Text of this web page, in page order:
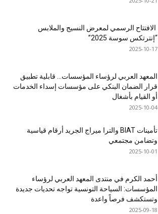
الافتتاح الرسمي لمعرض النسيج والملابس
“إنترتكس سوسة 2025”
2025-10-17
المعهد العربي لرؤساء المؤسسات… قابلية تطبيق
قرار الضمان البنكي على مؤسسات إسداء الخدمات
أو القيام بأشغال
2025-10-04
تأمينات BIAT والترا ميراج الجريد أرقام قياسية
وتضامن مجتمعي
2025-10-01
أحمد الكرم في منتدى المعهد العربي لرؤساء
المؤسسات: السياحة التونسية تواجه تحديات جديدة
وتستكشف فرصاً واعدة
2025-09-18